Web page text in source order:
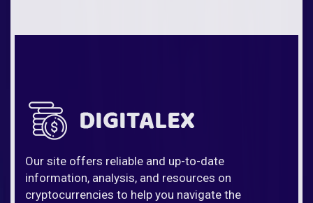
Our site offers reliable and up-to-date
information, analysis, and resources on
cryptocurrencies to help you navigate the